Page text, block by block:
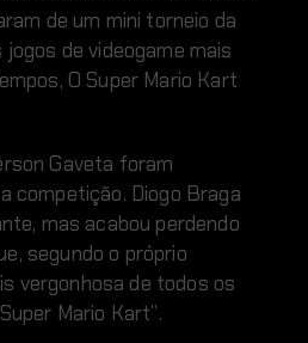
de um mini torneio da
de videogame mais
O Super Mario Kart
Gaveta foram
competição. Diogo Braga
mas acabou perdendo
segundo o próprio
vergonhosa de todos os
Mario Kart”.